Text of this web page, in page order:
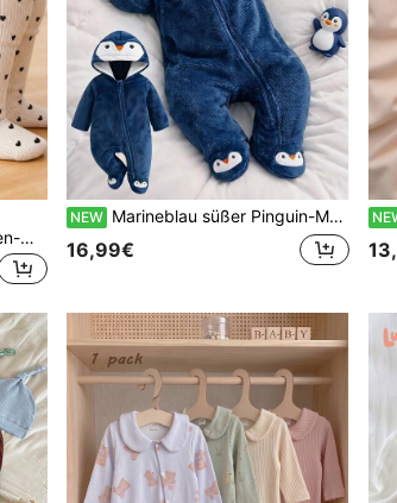
SHEIN 3-teiliges Neugeborenen-Mädchen-Hosen-Set für Herbst/Winter, erhältlich in Schwarz, Braun und Apricot mit Herzmuster, weicher und bequemer Stoff, süßer lässiger Stil, geeignet für 0-9 Monate Baby Alltagskleidung oder Outdoor-Aktivitäten
NEW Marineblau süßer Pinguin-Muster bestickter Neugeborenen bequemer dicker Fleece Langarm Langhose Romper Loungewear, geeignet für Herbst/Winter-Kleidung
16,99€